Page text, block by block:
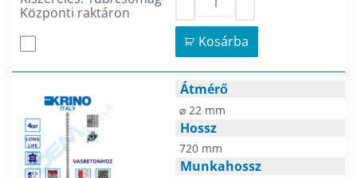
Központi raktáron
Kosárba
Átmérő
⌀ 22 mm
Hossz
720 mm
Munkahossz